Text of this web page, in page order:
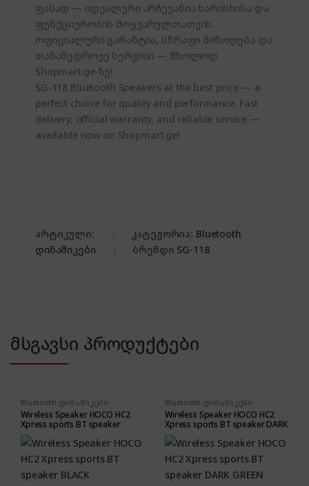
ფასად — იდეალური არჩევანია ხარისხისა და
ფუნქციურობის მოყვარულთათვის.
ოფიციალური გარანტია, სწრაფი მიწოდება და
თანამედროვე სერვისი — მხოლოდ
Shopmart.ge-ზე!
SG-118 Bluetooth Speakers at the best price — a
perfect choice for quality and performance. Fast
delivery, official warranty, and reliable service —
available now on Shopmart.ge!
არტიკული: კატეგორია: Bluetooth
დინამიკები
ბრენდი SG-118
მსგავსი პროდუქტები
Bluetooth დინამიკები
Wireless Speaker HOCO HC2
Xpress sports BT speaker
BLACK
Bluetooth დინამიკები
Wireless Speaker HOCO HC2
Xpress sports BT speaker DARK
GREEN